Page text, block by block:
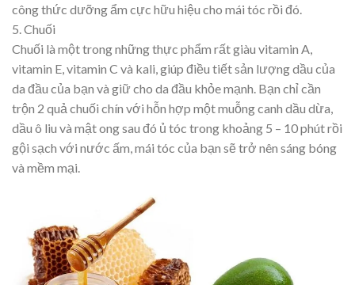
công thức dưỡng ẩm cực hữu hiệu cho mái tóc rồi đó.
5. Chuối
Chuối là một trong những thực phẩm rất giàu vitamin A,
vitamin E, vitamin C và kali, giúp điều tiết sản lượng dầu của
da đầu của bạn và giữ cho da đầu khỏe mạnh. Bạn chỉ cần
trộn 2 quả chuối chín với hỗn hợp một muỗng canh dầu dừa,
dầu ô liu và mật ong sau đó ủ tóc trong khoảng 5 – 10 phút rồi
gội sạch với nước ấm, mái tóc của bạn sẽ trở nên sáng bóng
và mềm mại.